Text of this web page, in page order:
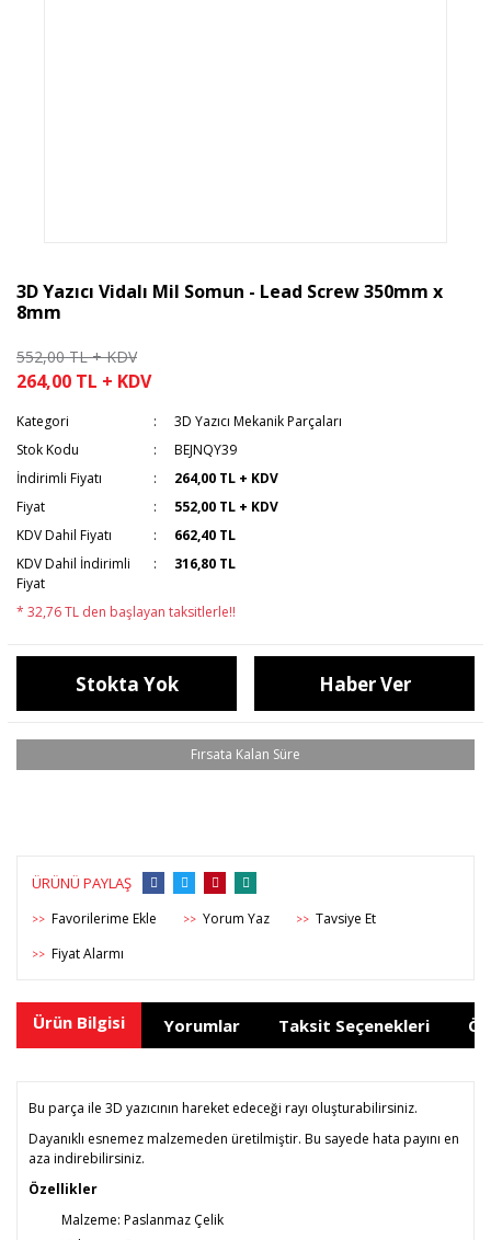
3D Yazıcı Vidalı Mil Somun - Lead Screw 350mm x
8mm
552,00 TL + KDV
264,00 TL + KDV
Kategori
3D Yazıcı Mekanik Parçaları
Stok Kodu
BEJNQY39
İndirimli Fiyatı
264,00 TL + KDV
Fiyat
552,00 TL + KDV
KDV Dahil Fiyatı
662,40 TL
KDV Dahil İndirimli
Fiyat
316,80 TL
* 32,76 TL den başlayan taksitlerle!!
Stokta Yok Haber Ver
ÜRÜNÜ PAYLAŞ
>> >> Yorum Yaz >> Tavsiye Et
>> Fiyat Alarmı
Ürün Bilgisi Yorumlar Taksit Seçenekleri
Bu parça ile 3D yazıcının hareket edeceği rayı oluşturabilirsiniz.
Dayanıklı esnemez malzemeden üretilmiştir. Bu sayede hata payını en
aza indirebilirsiniz.
Özellikler
Malzeme: Paslanmaz Çelik